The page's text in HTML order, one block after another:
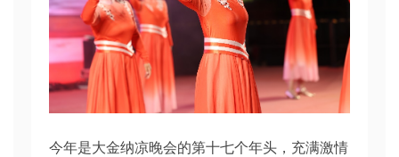
今年是大金纳凉晚会的第十七个年头，充满激情